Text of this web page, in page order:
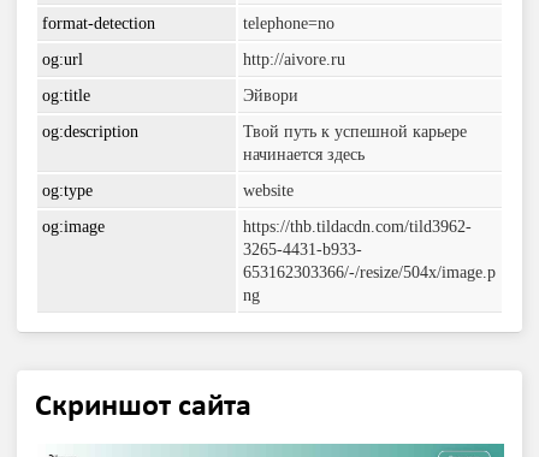
format-detection
telephone=no
og:url
http://aivore.ru
og:title
Эйвори
og:description
Твой путь к успешной карьере
начинается здесь
og:type
website
og:image
https://thb.tildacdn.com/tild3962-
3265-4431-b933-
653162303366/-/resize/504x/image.p
ng
Скриншот сайта